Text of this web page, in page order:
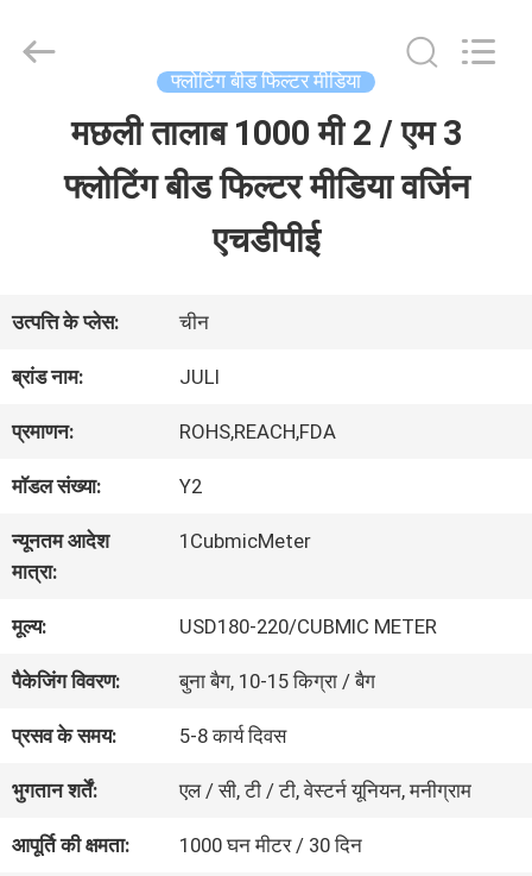
हमारे
बारे
में
कारखाने
का
दौरा
नियंत्रण
हमसे
Plastic
CO.,LTD.
फ्लोटिंग बीड फिल्टर मीडिया
मछली तालाब 1000 मी 2 / एम 3
फ्लोटिंग बीड फिल्टर मीडिया वर्जिन
एचडीपीई
उत्पत्ति के प्लेस: चीन
ब्रांड नाम: JULI
प्रमाणन: ROHS,REACH,FDA
मॉडल संख्या: Y2
न्यूनतम आदेश
मात्रा:
1CubmicMeter
मूल्य: USD180-220/CUBMIC METER
पैकेजिंग विवरण: बुना बैग, 10-15 किग्रा / बैग
प्रसव के समय: 5-8 कार्य दिवस
भुगतान शर्तें: एल / सी, टी / टी, वेस्टर्न यूनियन, मनीग्राम
आपूर्ति की क्षमता: 1000 घन मीटर / 30 दिन